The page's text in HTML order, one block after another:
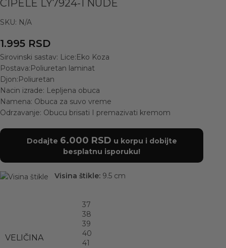
CIPELE LY7924-1 NUDE
SKU: N/A
1.995 RSD
Sirovinski sastav: Lice:Eko Koza
Postava:Poliuretan laminat
Djon:Poliuretan
Nacin izrade: Lepljena obuca
Namena: Obuca za suvo vreme
Odrzavanje: Obucu brisati I premazivati kremom
Dodajte 6.000 RSD u korpu i dobijte
besplatnu isporuku!
Visina štikle: 9.5 cm
VELIČINA
37
38
39
40
41